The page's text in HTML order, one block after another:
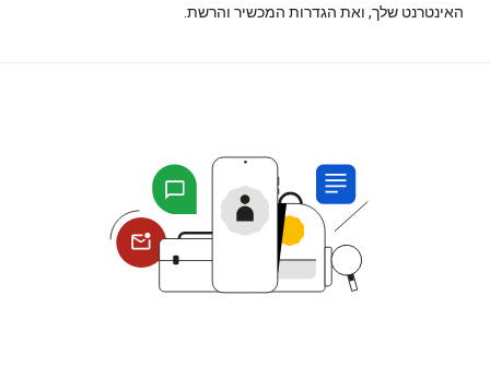
האינטרנט שלך, ואת הגדרות המכשיר והרשת.